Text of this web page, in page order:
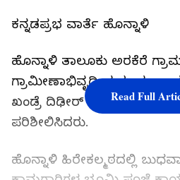
ಕನ್ನಡಪ್ರಭ ವಾರ್ತೆ ಹೊನ್ನಾಳಿ
ಹೊನ್ನಾ‍ಳಿ ತಾಲೂಕು ಅರಕೆರೆ
ಗ್ರಾಮೀಣಾಭಿವೃದ್ಧಿ ಮತ್ತು
ಖಂಡ್ರೆ ದಿಢೀರ್ ಭೇಟಿ ನೀಡಿ
ಪರಿಶೀಲಿಸಿದರು.
ಹೊನ್ನಾಳಿ ಹಿರೇಕಲ್ಮಠದಲ್ಲಿ
Read Full